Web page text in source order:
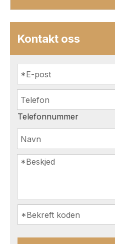
Kontakt oss
Telefonnummer